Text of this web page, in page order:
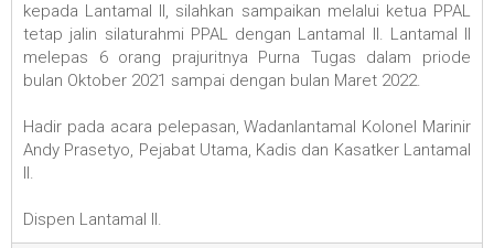
kepada Lantamal II, silahkan sampaikan melalui ketua PPAL
tetap jalin silaturahmi PPAL dengan Lantamal II. Lantamal II
melepas 6 orang prajuritnya Purna Tugas dalam priode
bulan Oktober 2021 sampai dengan bulan Maret 2022.
Hadir pada acara pelepasan, Wadanlantamal Kolonel Marinir
Andy Prasetyo, Pejabat Utama, Kadis dan Kasatker Lantamal
II.
Dispen Lantamal II.